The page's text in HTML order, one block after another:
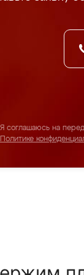
Я соглашаюсь на
Политике